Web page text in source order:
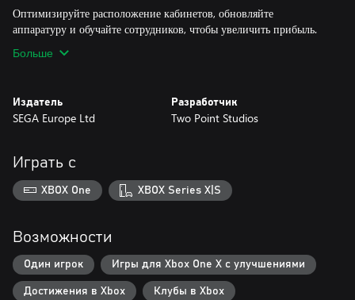
Оптимизируйте расположение кабинетов, обновляйте
аппаратуру и обучайте сотрудников, чтобы увеличить прибыль.
Больше
Издатель
SEGA Europe Ltd
Разработчик
Two Point Studios
Играть с
XBOX One XBOX Series X|S
Возможности
Один игрок Игры для Xbox One X с улучшениями
Достижения в Xbox Клубы в Xbox